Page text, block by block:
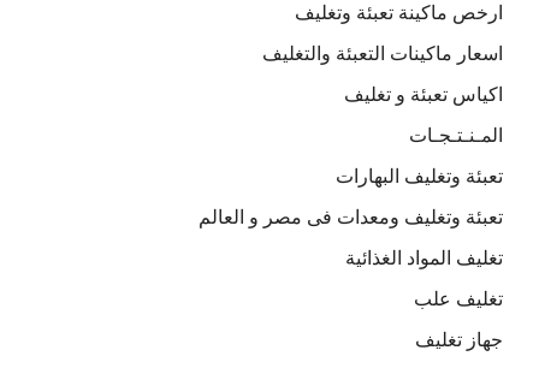
ارخص ماكينة تعبئة وتغليف
اسعار ماكينات التعبئة والتغليف
اكياس تعبئة و تغليف
المـنـتـجـات
تعبئة وتغليف البهارات
تعبئة وتغليف ومعدات فى مصر و العالم
تغليف المواد الغذائية
تغليف علب
جهاز تغليف